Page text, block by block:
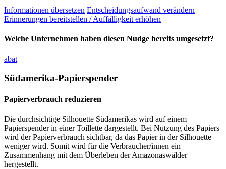
Informationen übersetzen Entscheidungsaufwand verändern
Erinnerungen bereitstellen / Auffälligkeit erhöhen
Welche Unternehmen haben diesen Nudge bereits umgesetzt?
abat
Südamerika-Papierspender
Papierverbrauch reduzieren
Die durchsichtige Silhouette Südamerikas wird auf einem
Papierspender in einer Toillette dargestellt. Bei Nutzung des Papiers
wird der Papierverbrauch sichtbar, da das Papier in der Silhouette
weniger wird. Somit wird für die Verbraucher/innen ein
Zusammenhang mit dem Überleben der Amazonaswälder
hergestellt.